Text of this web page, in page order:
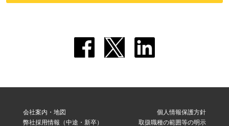
会社案内・地図
弊社採用情報（中途・新卒）
個人情報保護方針
取扱職種の範囲等の明示